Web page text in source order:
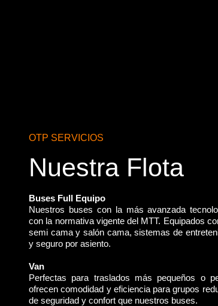
OTP SERVICIOS
Nuestra Flota
Buses Full Equipo
Nuestros buses con la más avanzada
con la normativa vigente del MTT. Equipados
semi cama y salón cama, sistemas de
y seguro por asiento.
Van
Perfectas para traslados más pequeños o
ofrecen comodidad y eficiencia para grupos
de seguridad y confort que nuestros buses.